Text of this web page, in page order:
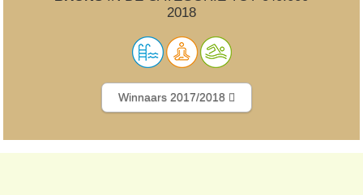
2018
Winnaars 2017/2018